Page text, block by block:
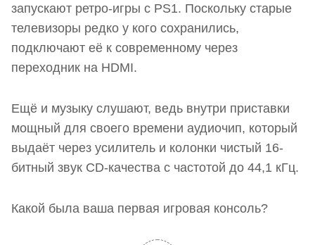
запускают ретро-игры с PS1. Поскольку старые
телевизоры редко у кого сохранились,
подключают её к современному через
переходник на HDMI.
Ещё и музыку слушают, ведь внутри приставки
мощный для своего времени аудиочип, который
выдаёт через усилитель и колонки чистый 16-
битный звук CD-качества с частотой до 44,1 кГц.
Какой была ваша первая игровая консоль?